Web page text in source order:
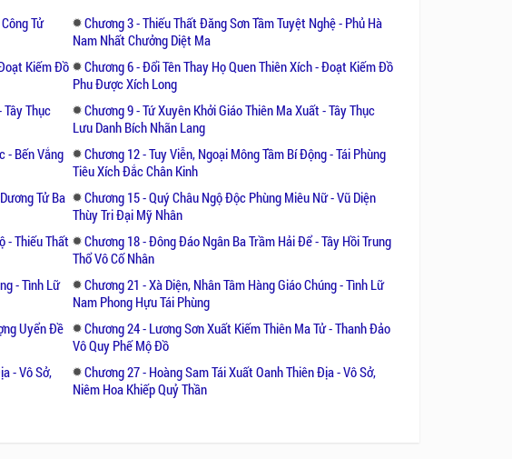
Tử
Chương 3 - Thiếu Thất Đăng Sơn Tầm Tuyệt Nghệ - Phủ Hà
Nam Nhất Chưởng Diệt Ma
Kiếm Đồ
Chương 6 - Đổi Tên Thay Họ Quen Thiên Xích - Đoạt Kiếm Đồ
Phu Được Xích Long
Tây Thục
Chương 9 - Tứ Xuyên Khởi Giáo Thiên Ma Xuất - Tây Thục
Lưu Danh Bích Nhãn Lang
- Bến Vắng
Chương 12 - Tuy Viễn, Ngoại Mông Tầm Bí Động - Tái Phùng
Tiêu Xích Đắc Chân Kinh
Tử Ba
Chương 15 - Quý Châu Ngộ Độc Phùng Miêu Nữ - Vũ Diện
Thùy Tri Đại Mỹ Nhân
- Thiếu Thất
Chương 18 - Đông Đáo Ngân Ba Trầm Hải Để - Tây Hồi Trung
Thổ Vô Cố Nhân
- Tình Lữ
Chương 21 - Xà Diện, Nhân Tâm Hàng Giáo Chúng - Tình Lữ
Nam Phong Hựu Tái Phùng
Uyển Đề
Chương 24 - Lương Sơn Xuất Kiếm Thiên Ma Tử - Thanh Đảo
Vô Quy Phế Mộ Đồ
- Vô Sở,
Chương 27 - Hoàng Sam Tái Xuất Oanh Thiên Địa - Vô Sở,
Niêm Hoa Khiếp Quỷ Thần